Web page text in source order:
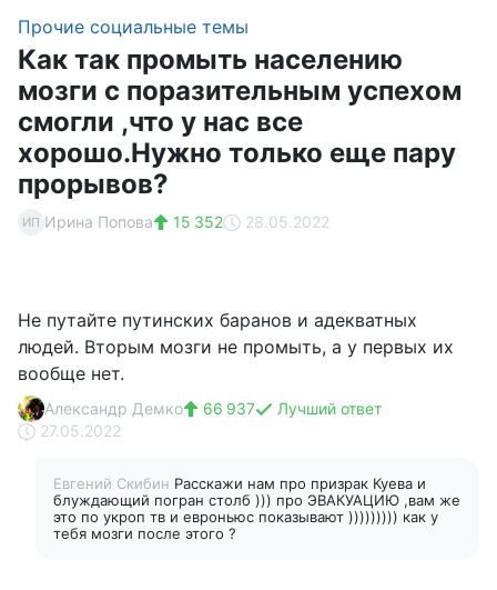
Прочие социальные темы
Как так промыть населению
мозги с поразительным успехом
смогли ,что у нас все
хорошо.Нужно только еще пару
прорывов?
ИП Ирина Попова 15 352 28.05.2022
Не путайте путинских баранов и адекватных
людей. Вторым мозги не промыть, а у первых их
вообще нет.
Александр Демко 66 937
Лучший ответ
27.05.2022
Евгений Скибин Расскажи нам про призрак Куева и
блуждающий погран столб ))) про ЭВАКУАЦИЮ ,вам же
это по укроп тв и евроньюс показывают ))))))))) как у
тебя мозги после этого ?